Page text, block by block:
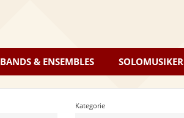
BANDS & ENSEMBLES SOLOMUSIKER
Kategorie